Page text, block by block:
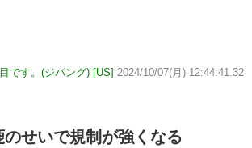
です。(ジパング) [US] 2024/10/07(月) 12:44:41.32
のせいで規制が強くなる